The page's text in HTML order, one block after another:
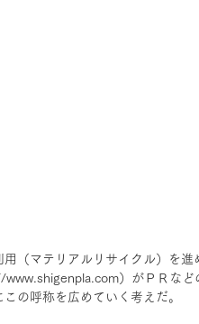
（マテリアルリサイクル）を進
）がＰＲなど
の呼称を広めていく考えだ。